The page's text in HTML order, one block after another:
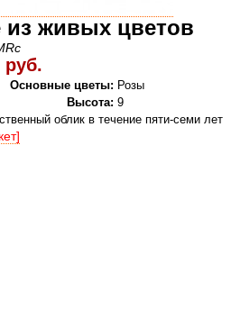
из живых цветов
руб.
Основные цветы: Розы
Высота: 9
облик в течение пяти-семи лет